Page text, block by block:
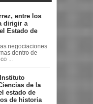
entre los
dirigir a
Estado de
negociaciones
dentro de
...
de la
estado de
de historia